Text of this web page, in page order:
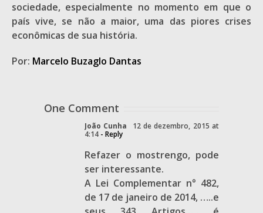
sociedade, especialmente no momento em que o
país vive, se não a maior, uma das piores crises
econômicas de sua história.
Por: Marcelo Buzaglo Dantas
One Comment
João Cunha
12 de dezembro, 2015 at
4:14 - Reply
Refazer o mostrengo, pode
ser interessante.
A Lei Complementar n° 482,
de 17 de janeiro de 2014, …..e